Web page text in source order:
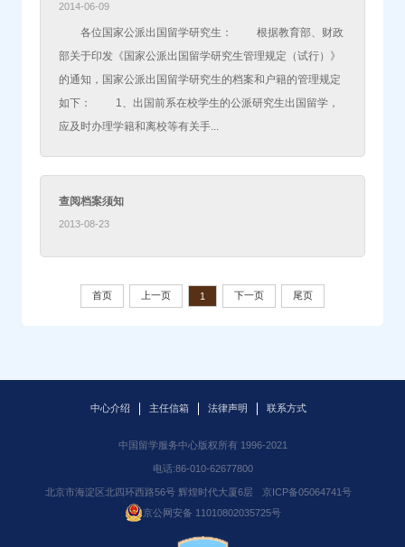
2014-06-09
各位国家公派出国留学研究生： 根据教育部、财政
部关于印发《国家公派出国留学研究生管理规定（试行）》
的通知，国家公派出国留学研究生的档案和户籍的管理规定
如下： 1、出国前系在校学生的公派研究生出国留学，
应及时办理学籍和离校等有关手...
查阅档案须知
2013-08-23
首页 上一页 1 下一页 尾页
中心介绍 主任信箱 法律声明 联系方式
中国留学服务中心版权所有 1996-2021
电话:86-010-62677800
北京市海淀区北四环西路56号 辉煌时代大厦6层
京ICP备05064741号
京公网安备 11010802035725号